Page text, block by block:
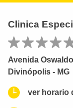
Clinica
Avenida
Divinópolis - MG
ver horario